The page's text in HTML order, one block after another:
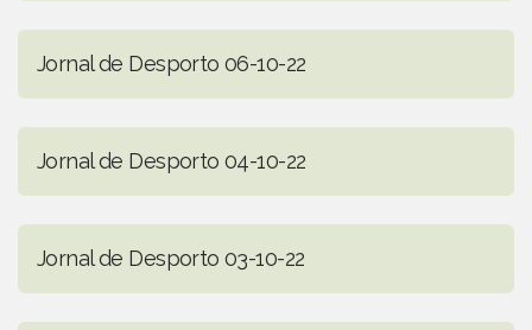
Jornal de Desporto 06-10-22
Jornal de Desporto 04-10-22
Jornal de Desporto 03-10-22